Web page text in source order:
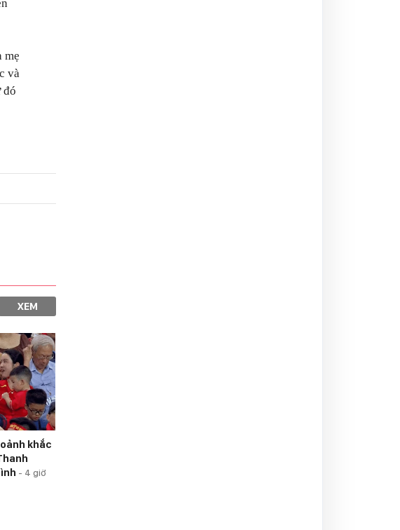
mẹ
và
đó
XEM
khắc
- 4 giờ